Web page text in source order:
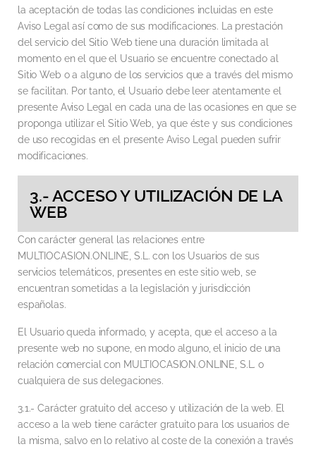
la aceptación de todas las condiciones incluidas en este
Aviso Legal así como de sus modificaciones. La prestación
del servicio del Sitio Web tiene una duración limitada al
momento en el que el Usuario se encuentre conectado al
Sitio Web o a alguno de los servicios que a través del mismo
se facilitan. Por tanto, el Usuario debe leer atentamente el
presente Aviso Legal en cada una de las ocasiones en que se
proponga utilizar el Sitio Web, ya que éste y sus condiciones
de uso recogidas en el presente Aviso Legal pueden sufrir
modificaciones.
3.- ACCESO Y UTILIZACIÓN DE LA
WEB
Con carácter general las relaciones entre
MULTIOCASION.ONLINE, S.L. con los Usuarios de sus
servicios telemáticos, presentes en este sitio web, se
encuentran sometidas a la legislación y jurisdicción
españolas.
El Usuario queda informado, y acepta, que el acceso a la
presente web no supone, en modo alguno, el inicio de una
relación comercial con MULTIOCASION.ONLINE, S.L. o
cualquiera de sus delegaciones.
3.1.- Carácter gratuito del acceso y utilización de la web. El
acceso a la web tiene carácter gratuito para los usuarios de
la misma, salvo en lo relativo al coste de la conexión a través